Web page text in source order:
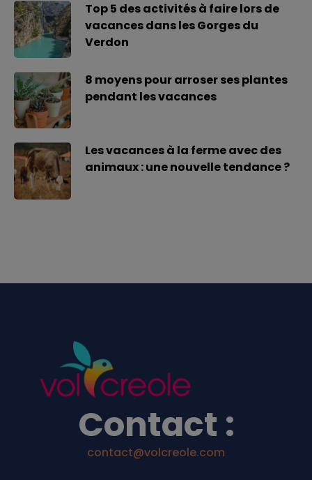
Top 5 des activités à faire lors de
vacances dans les Gorges du
Verdon
8 moyens pour arroser ses plantes
pendant les vacances
Les vacances à la ferme avec des
animaux : une nouvelle tendance ?
Contact :
contact@volcreole.com